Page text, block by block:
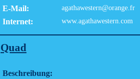
E-Mail:
agathawestern@orange.fr
Internet: www.agathawestern.com
Quad
Beschreibung: